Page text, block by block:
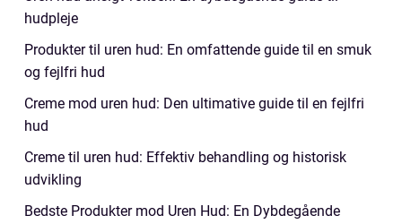
hudpleje
Produkter til uren hud: En omfattende guide til en smuk
og fejlfri hud
Creme mod uren hud: Den ultimative guide til en fejlfri
hud
Creme til uren hud: Effektiv behandling og historisk
udvikling
Bedste Produkter mod Uren Hud: En Dybdegående